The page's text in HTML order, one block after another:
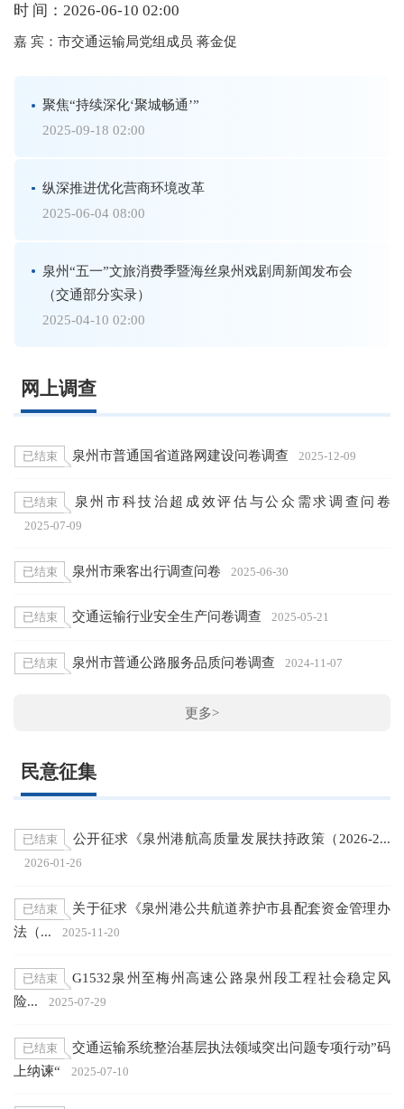
时 间：2026-06-10 02:00
嘉 宾：市交通运输局党组成员 蒋金促
聚焦“持续深化‘聚城畅通’”
2025-09-18 02:00
纵深推进优化营商环境改革
2025-06-04 08:00
泉州“五一”文旅消费季暨海丝泉州戏剧周新闻发布会
（交通部分实录）
2025-04-10 02:00
网上调查
已结束 泉州市普通国省道路网建设问卷调查 2025-12-09
已结束 泉州市科技治超成效评估与公众需求调查问卷
2025-07-09
已结束 泉州市乘客出行调查问卷 2025-06-30
已结束 交通运输行业安全生产问卷调查 2025-05-21
已结束 泉州市普通公路服务品质问卷调查 2024-11-07
更多>
民意征集
已结束 公开征求《泉州港航高质量发展扶持政策（2026-2...
2026-01-26
已结束
关于征求《泉州港公共航道养护市县配套资金管理办
法（...
2025-11-20
已结束
G1532泉州至梅州高速公路泉州段工程社会稳定风
险...
2025-07-29
已结束
交通运输系统整治基层执法领域突出问题专项行动”码
上纳谏“
2025-07-10